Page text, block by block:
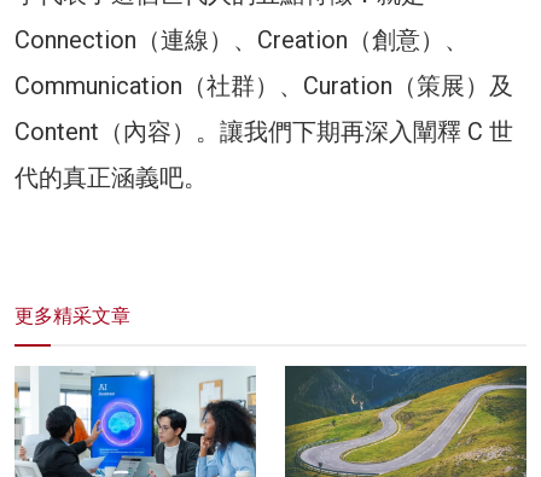
Connection（連線）、Creation（創意）、
Communication（社群）、Curation（策展）及
Content（內容）。讓我們下期再深入闡釋 C 世
代的真正涵義吧。
更多精采文章